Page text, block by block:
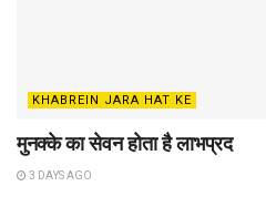
KHABREIN JARA HAT KE
मुनक्के का सेवन होता है लाभप्रद
3 DAYS AGO